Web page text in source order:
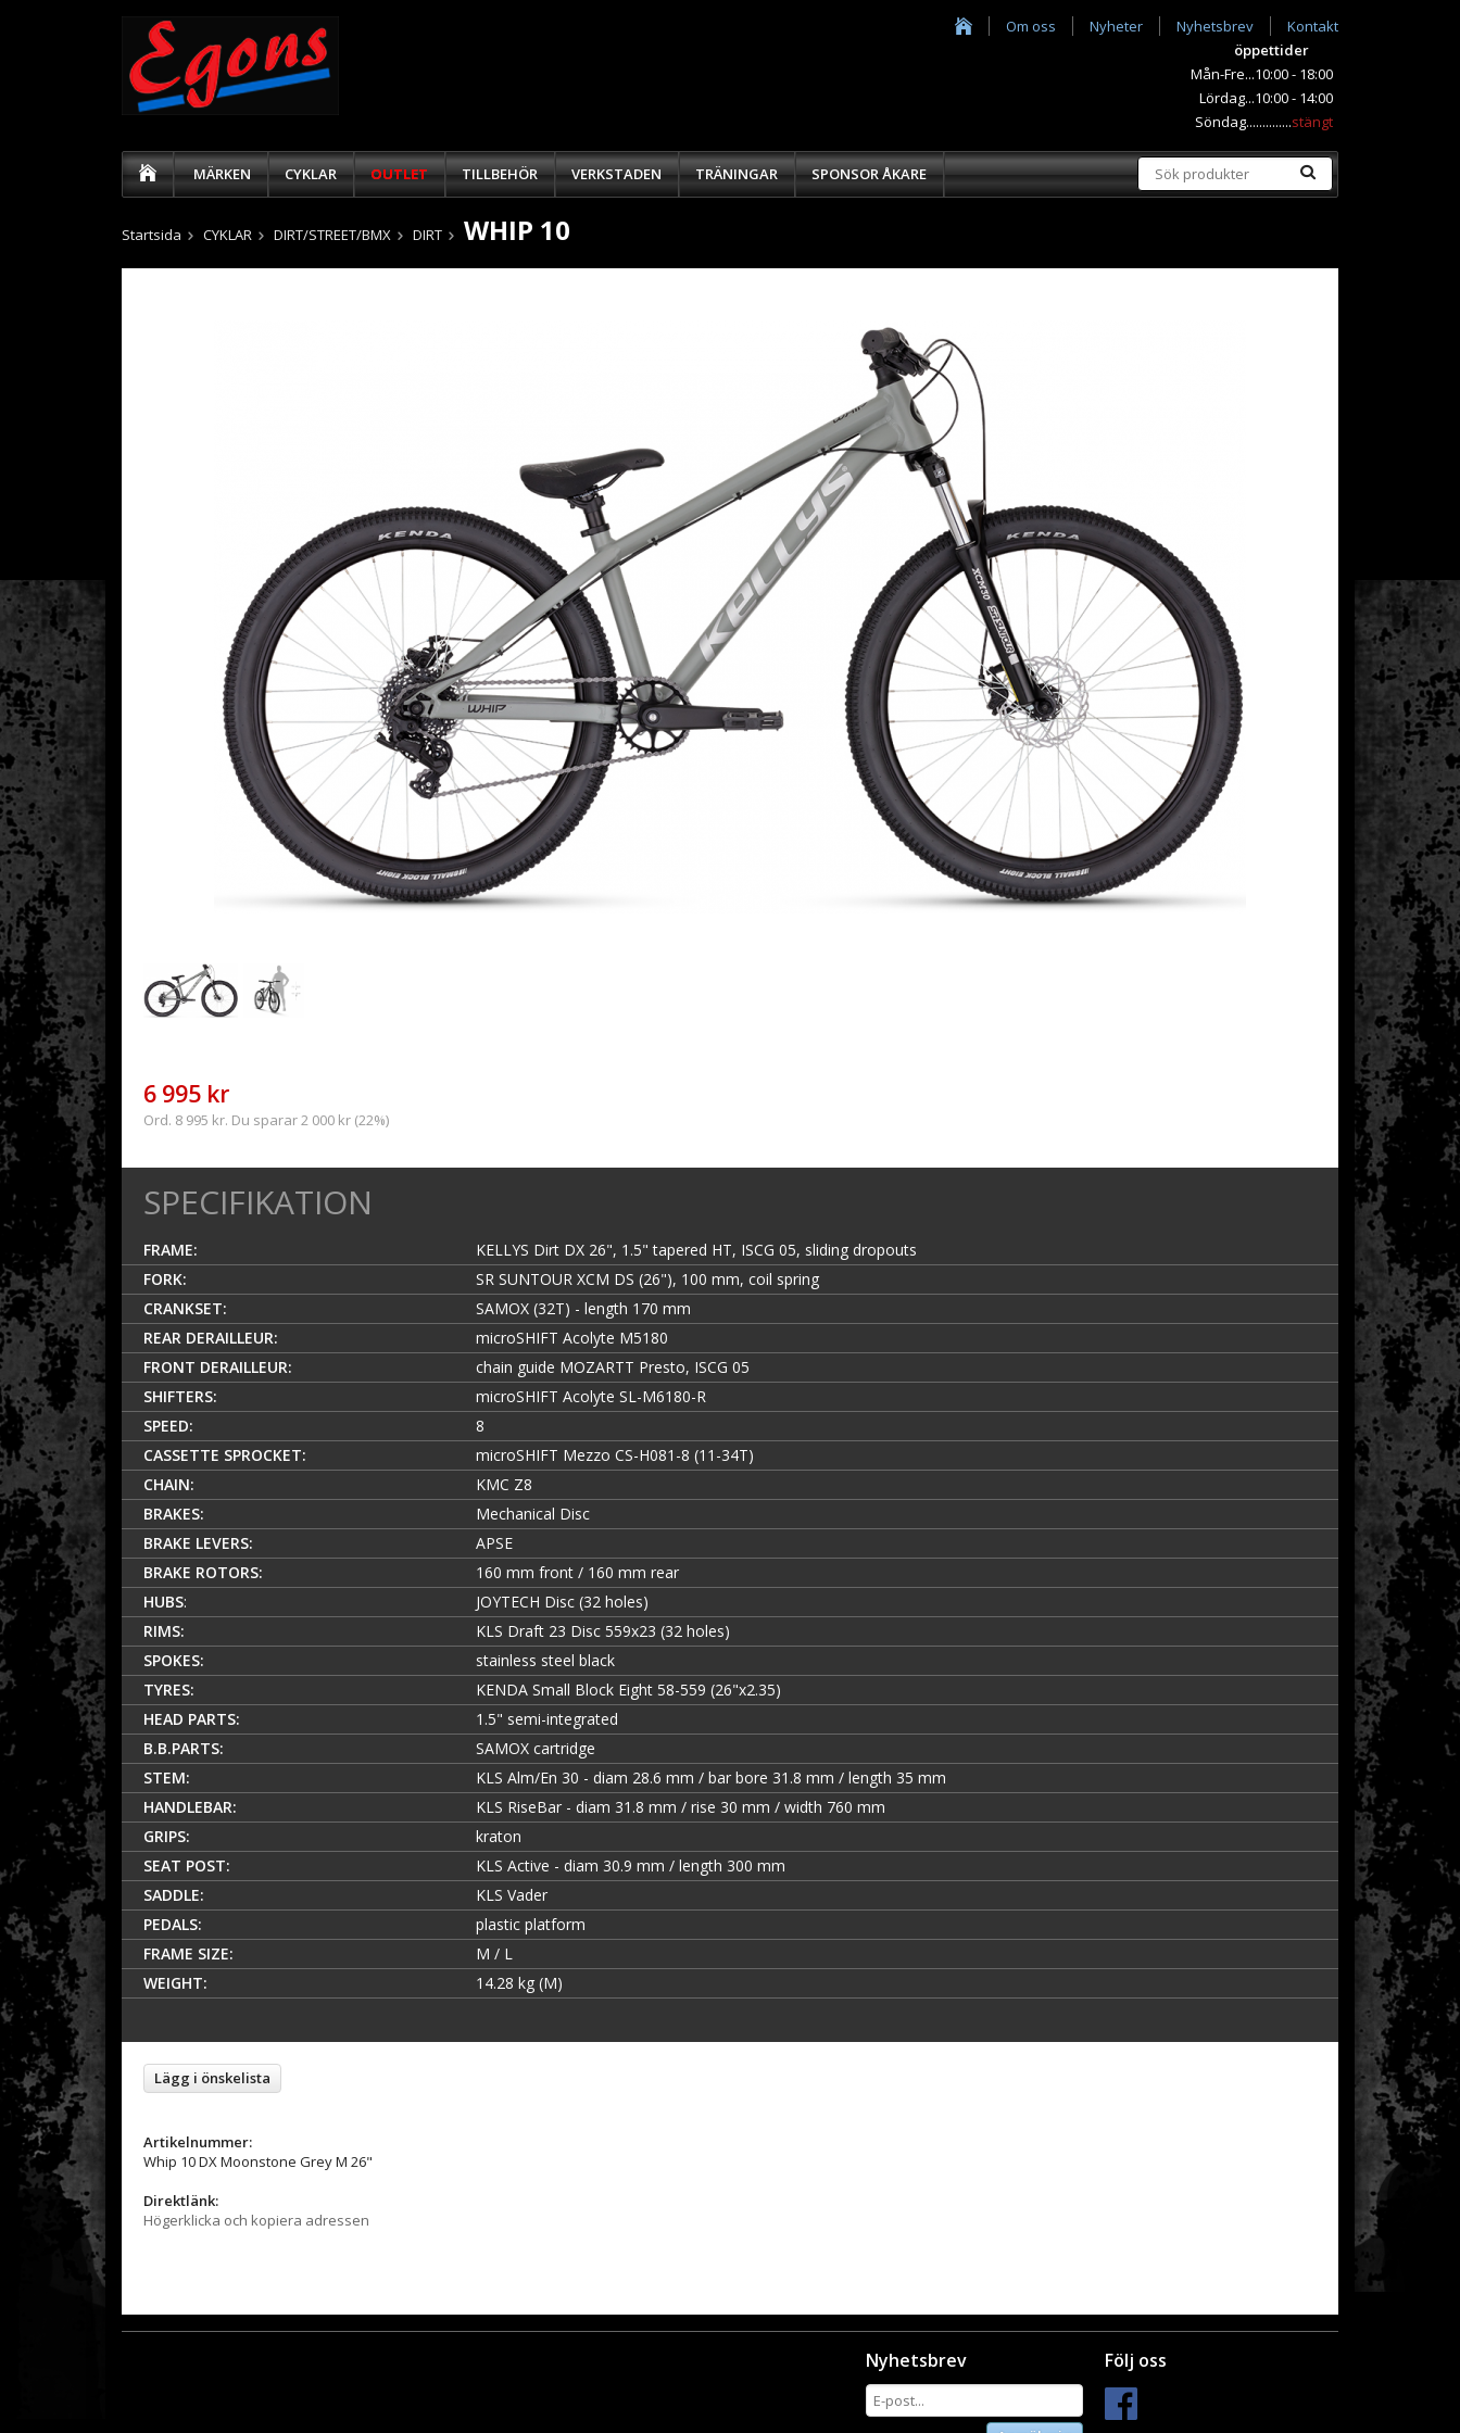
Om oss Nyheter Nyhetsbrev
Kontakt
öppettider
Mån-Fre...10:00 - 18:00
Lördag...10:00 - 14:00
Söndag..............stängt
MÄRKEN CYKLAR OUTLET TILLBEHÖR VERKSTADEN TRÄNINGAR SPONSOR ÅKARE
Startsida CYKLAR DIRT/STREET/BMX DIRT WHIP 10
6 995 kr
Ord. 8 995 kr. Du sparar 2 000 kr (22%)
SPECIFIKATION
FRAME:
KELLYS Dirt DX 26", 1.5" tapered HT, ISCG 05, sliding dropouts
FORK:
SR SUNTOUR XCM DS (26"), 100 mm, coil spring
CRANKSET:
SAMOX (32T) - length 170 mm
REAR DERAILLEUR:
microSHIFT Acolyte M5180
FRONT DERAILLEUR:
chain guide MOZARTT Presto, ISCG 05
SHIFTERS:
microSHIFT Acolyte SL-M6180-R
SPEED:
8
CASSETTE SPROCKET:
microSHIFT Mezzo CS-H081-8 (11-34T)
CHAIN:
KMC Z8
BRAKES:
Mechanical Disc
BRAKE LEVERS:
APSE
BRAKE ROTORS:
160 mm front / 160 mm rear
HUBS:
JOYTECH Disc (32 holes)
RIMS:
KLS Draft 23 Disc 559x23 (32 holes)
SPOKES:
stainless steel black
TYRES:
KENDA Small Block Eight 58-559 (26"x2.35)
HEAD PARTS:
1.5" semi-integrated
B.B.PARTS:
SAMOX cartridge
STEM:
KLS Alm/En 30 - diam 28.6 mm / bar bore 31.8 mm / length 35 mm
HANDLEBAR:
KLS RiseBar - diam 31.8 mm / rise 30 mm / width 760 mm
GRIPS:
kraton
SEAT POST:
KLS Active - diam 30.9 mm / length 300 mm
SADDLE:
KLS Vader
PEDALS:
plastic platform
FRAME SIZE:
M / L
WEIGHT:
14.28 kg (M)
Lägg i önskelista
Artikelnummer:
Whip 10 DX Moonstone Grey M 26"
Direktlänk:
Högerklicka och kopiera adressen
Följ oss
Nyhetsbrev